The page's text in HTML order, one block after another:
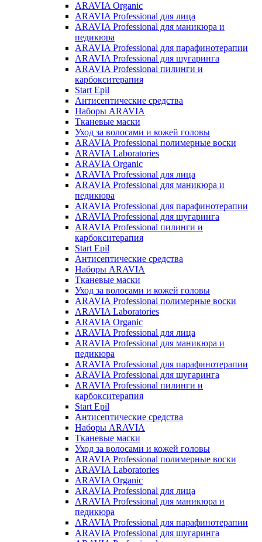
ARAVIA Organic
ARAVIA Professional для лица
ARAVIA Professional для маникюра и
педикюра
ARAVIA Professional для парафинотерапии
ARAVIA Professional для шугаринга
ARAVIA Professional пилинги и
карбокситерапия
Start Epil
Антисептические средства
Наборы ARAVIA
Тканевые маски
Уход за волосами и кожей головы
ARAVIA Professional полимерные воски
ARAVIA Laboratories
ARAVIA Organic
ARAVIA Professional для лица
ARAVIA Professional для маникюра и
педикюра
ARAVIA Professional для парафинотерапии
ARAVIA Professional для шугаринга
ARAVIA Professional пилинги и
карбокситерапия
Start Epil
Антисептические средства
Наборы ARAVIA
Тканевые маски
Уход за волосами и кожей головы
ARAVIA Professional полимерные воски
ARAVIA Laboratories
ARAVIA Organic
ARAVIA Professional для лица
ARAVIA Professional для маникюра и
педикюра
ARAVIA Professional для парафинотерапии
ARAVIA Professional для шугаринга
ARAVIA Professional пилинги и
карбокситерапия
Start Epil
Антисептические средства
Наборы ARAVIA
Тканевые маски
Уход за волосами и кожей головы
ARAVIA Professional полимерные воски
ARAVIA Laboratories
ARAVIA Organic
ARAVIA Professional для лица
ARAVIA Professional для маникюра и
педикюра
ARAVIA Professional для парафинотерапии
ARAVIA Professional для шугаринга